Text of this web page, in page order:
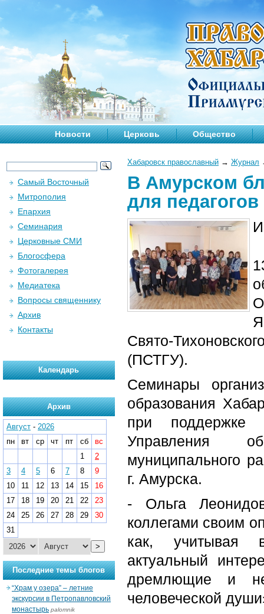
Новости Церковь Общество
Хабаровск православный → Журнал
В Амурском
для
Свято-
(ПСТГУ).
Семинары
образования
при поддержке
Управления
муниципального
г. Амурска.
- Ольга
коллегами своим
как, учитывая
актуальный
дремлющие и
человеческой
Самый Восточный
Митрополия
Епархия
Семинария
Церковные СМИ
Блогосфера
Фотогалерея
Медиатека
Вопросы священнику
Архив
Контакты
Календарь
Архив
Август - 2026
пн
вт ср чт пт сб
вс
1
2
3
4 5 6 7 8
9
10
11 12 13 14 15
16
17
18 19 20 21 22
23
24
25 26 27 28 29
30
31
>
Последние темы блогов
“Храм у озера” – летние
экскурсии в Петропавловский
монастырь palomnik